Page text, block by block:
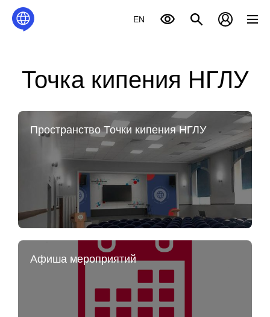
EN
Точка кипения НГЛУ
Пространство Точки кипения НГЛУ
Афиша мероприятий